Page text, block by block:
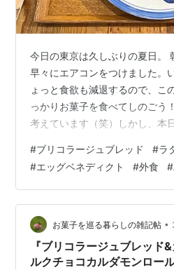
今日の東京は久しぶりの夏日。
早々にエアコンをつけました。
ょっと食欲も減退するので、こ
っかりお菓子を食べてしのごう
考えています（笑）しかし、本
こと、運動不足が気になったの
と散歩へ出かけました。 帰り道
も買っていこうと、六本木ヒル
リコラージュブレッド＆カンパ
を踏み入れた途端、食欲をそそ
いえば、お昼ご飯がまだだっ
#ブリコラージュブレッド #ラ
#エッグベネディクト #外食 #
お菓子を巡る暮らしの雑記帖 •
『ブリコラージュブレッド
ルクチョコカルダモンロー